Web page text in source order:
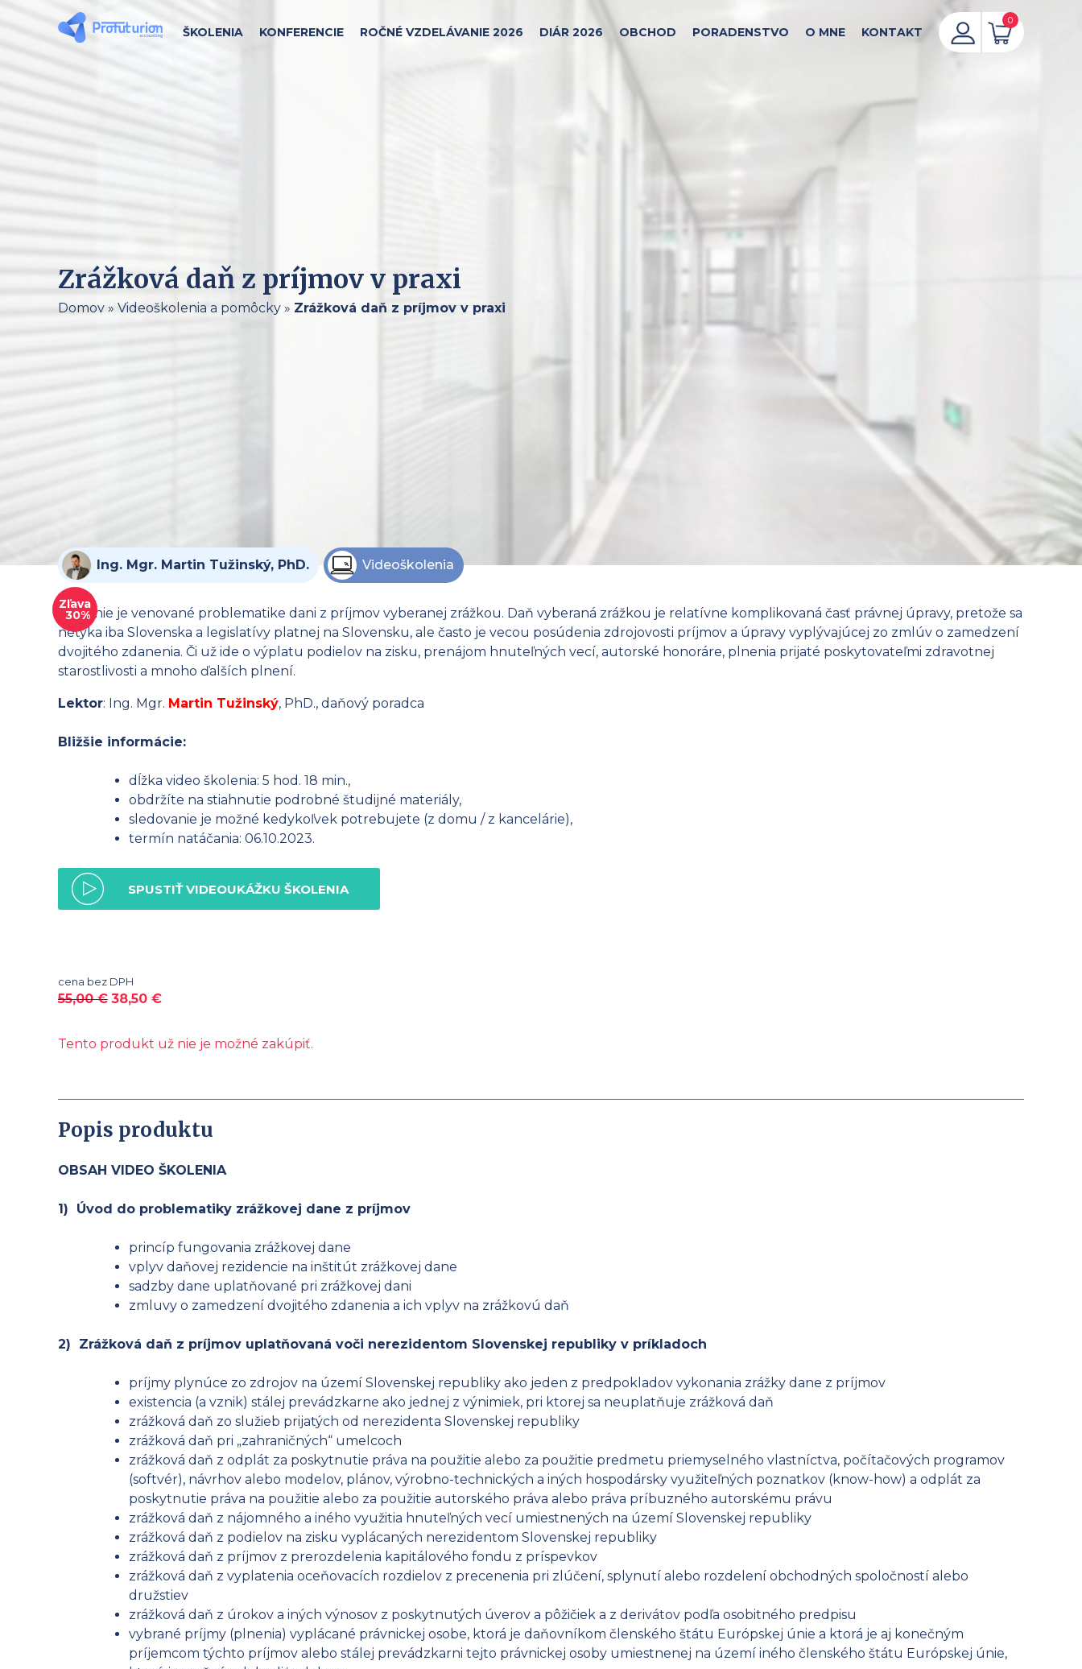
ŠKOLENIA KONFERENCIE ROČNÉ VZDELÁVANIE 2026 DIÁR 2026 OBCHOD PORADENSTVO O MNE KONTAKT
0
Zrážková daň z príjmov v praxi
Domov » Videoškolenia a pomôcky » Zrážková daň z príjmov v praxi
Ing. Mgr. Martin Tužinský, PhD. Videoškolenia
Zľava
30%
Školenie je venované problematike dani z príjmov vyberanej zrážkou. Daň vyberaná zrážkou je relatívne komplikovaná časť právnej úpravy, pretože sa
netýka iba Slovenska a legislatívy platnej na Slovensku, ale často je vecou posúdenia zdrojovosti príjmov a úpravy vyplývajúcej zo zmlúv o zamedzení
dvojitého zdanenia. Či už ide o výplatu podielov na zisku, prenájom hnuteľných vecí, autorské honoráre, plnenia prijaté poskytovateľmi zdravotnej
starostlivosti a mnoho ďalších plnení.
Lektor: Ing. Mgr. Martin Tužinský, PhD., daňový poradca
Bližšie informácie:
dĺžka video školenia: 5 hod. 18 min.,
obdržíte na stiahnutie podrobné študijné materiály,
sledovanie je možné kedykoľvek potrebujete (z domu / z kancelárie),
termín natáčania: 06.10.2023.
SPUSTIŤ VIDEOUKÁŽKU ŠKOLENIA
cena bez DPH
55,00€ 38,50 €
Tento produkt už nie je možné zakúpiť.
Popis produktu
OBSAH VIDEO ŠKOLENIA
1) Úvod do problematiky zrážkovej dane z príjmov
princíp fungovania zrážkovej dane
vplyv daňovej rezidencie na inštitút zrážkovej dane
sadzby dane uplatňované pri zrážkovej dani
zmluvy o zamedzení dvojitého zdanenia a ich vplyv na zrážkovú daň
2) Zrážková daň z príjmov uplatňovaná voči nerezidentom Slovenskej republiky v príkladoch
príjmy plynúce zo zdrojov na území Slovenskej republiky ako jeden z predpokladov vykonania zrážky dane z príjmov
existencia (a vznik) stálej prevádzkarne ako jednej z výnimiek, pri ktorej sa neuplatňuje zrážková daň
zrážková daň zo služieb prijatých od nerezidenta Slovenskej republiky
zrážková daň pri „zahraničných“ umelcoch
zrážková daň z odplát za poskytnutie práva na použitie alebo za použitie predmetu priemyselného vlastníctva, počítačových programov
(softvér), návrhov alebo modelov, plánov, výrobno-technických a iných hospodársky využiteľných poznatkov (know-how) a odplát za
poskytnutie práva na použitie alebo za použitie autorského práva alebo práva príbuzného autorskému právu
zrážková daň z nájomného a iného využitia hnuteľných vecí umiestnených na území Slovenskej republiky
zrážková daň z podielov na zisku vyplácaných nerezidentom Slovenskej republiky
zrážková daň z príjmov z prerozdelenia kapitálového fondu z príspevkov
zrážková daň z vyplatenia oceňovacích rozdielov z precenenia pri zlúčení, splynutí alebo rozdelení obchodných spoločností alebo
družstiev
zrážková daň z úrokov a iných výnosov z poskytnutých úverov a pôžičiek a z derivátov podľa osobitného predpisu
vybrané príjmy (plnenia) vyplácané právnickej osobe, ktorá je daňovníkom členského štátu Európskej únie a ktorá je aj konečným
príjemcom týchto príjmov alebo stálej prevádzkarni tejto právnickej osoby umiestnenej na území iného členského štátu Európskej únie,